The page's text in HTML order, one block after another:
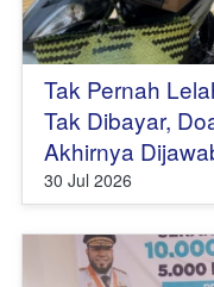
Tak Pernah
Tak Dibayar,
Akhirnya
30 Jul 2026